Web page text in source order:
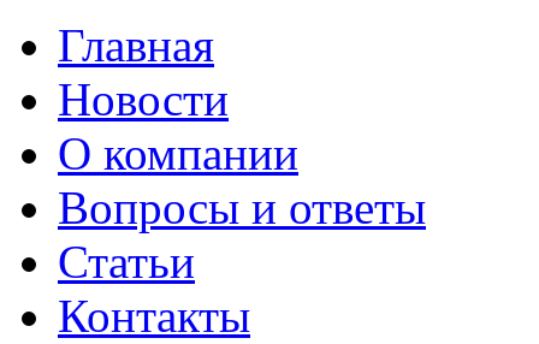
Главная
Новости
О компании
Вопросы и ответы
Статьи
Контакты